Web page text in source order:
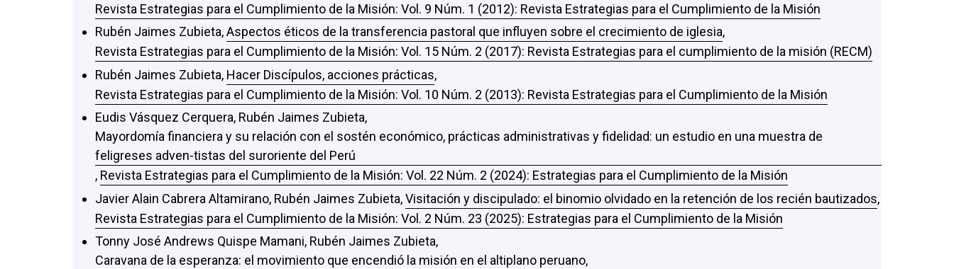
Revista Estrategias para el Cumplimiento de la Misión: Vol. 9 Núm. 1 (2012): Revista Estrategias para el Cumplimiento de la Misión
Rubén Jaimes Zubieta,Aspectos éticos de la transferencia pastoral que influyen sobre el crecimiento de iglesia,
Revista Estrategias para el Cumplimiento de la Misión: Vol. 15 Núm. 2 (2017): Revista Estrategias para el cumplimiento de la misión (RECM)
Rubén Jaimes Zubieta, Hacer Discípulos, acciones prácticas,
Revista Estrategias para el Cumplimiento de la Misión: Vol. 10 Núm. 2 (2013): Revista Estrategias para el Cumplimiento de la Misión
Eudis Vásquez Cerquera, Rubén Jaimes Zubieta,
Mayordomía financiera y su relación con el sostén económico, prácticas administrativas y fidelidad: un estudio en una muestra de
feligreses adven-tistas del suroriente del Perú
, Revista Estrategias para el Cumplimiento de la Misión: Vol. 22 Núm. 2 (2024): Estrategias para el Cumplimiento de la Misión
Javier Alain Cabrera Altamirano, Rubén Jaimes Zubieta,Visitación y discipulado: el binomio olvidado en la retención de los recién bautizados,
Revista Estrategias para el Cumplimiento de la Misión: Vol. 2 Núm. 23 (2025): Estrategias para el Cumplimiento de la Misión
Tonny José Andrews Quispe Mamani, Rubén Jaimes Zubieta,
Caravana de la esperanza: el movimiento que encendió la misión en el altiplano peruano,